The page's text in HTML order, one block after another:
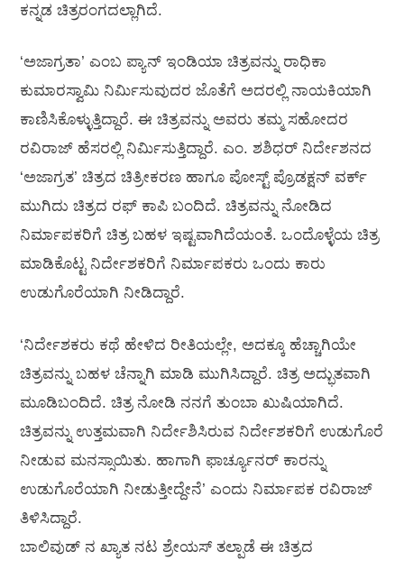
ಕನ್ನಡ ಚಿತ್ರರಂಗದಲ್ಲಾಗಿದೆ.
‘ಅಜಾಗ್ರತಾ’ ಎಂಬ ಪ್ಯಾನ್‍ ಇಂಡಿಯಾ ಚಿತ್ರವನ್ನು ರಾಧಿಕಾ
ಕುಮಾರಸ್ವಾಮಿ ನಿರ್ಮಿಸುವುದರ ಜೊತೆಗೆ ಅದರಲ್ಲಿ ನಾಯಕಿಯಾಗಿ
ಕಾಣಿಸಿಕೊಳ್ಳುತ್ತಿದ್ದಾರೆ. ಈ ಚಿತ್ರವನ್ನು ಅವರು ತಮ್ಮ ಸಹೋದರ
ರವಿರಾಜ್‍ ಹೆಸರಲ್ಲಿ ನಿರ್ಮಿಸುತ್ತಿದ್ದಾರೆ. ಎಂ. ಶಶಿಧರ್ ನಿರ್ದೇಶನದ
‘ಅಜಾಗ್ರತ’ ಚಿತ್ರದ ಚಿತ್ರೀಕರಣ ಹಾಗೂ ಪೋಸ್ಟ್ ಪ್ರೊಡಕ್ಷನ್ ವರ್ಕ್
ಮುಗಿದು ಚಿತ್ರದ ರಫ್ ಕಾಪಿ ಬಂದಿದೆ. ಚಿತ್ರವನ್ನು ನೋಡಿದ
ನಿರ್ಮಾಪಕರಿಗೆ ಚಿತ್ರ ಬಹಳ ಇಷ್ಟವಾಗಿದೆಯಂತೆ. ಒಂದೊಳ್ಳೆಯ ಚಿತ್ರ
ಮಾಡಿಕೊಟ್ಟ ನಿರ್ದೇಶಕರಿಗೆ ನಿರ್ಮಾಪಕರು ಒಂದು ಕಾರು
ಉಡುಗೊರೆಯಾಗಿ ನೀಡಿದ್ದಾರೆ.
‘ನಿರ್ದೇಶಕರು ಕಥೆ ಹೇಳಿದ ರೀತಿಯಲ್ಲೇ, ಅದಕ್ಕೂ ಹೆಚ್ಚಾಗಿಯೇ
ಚಿತ್ರವನ್ನು ಬಹಳ ಚೆನ್ನಾಗಿ ಮಾಡಿ ಮುಗಿಸಿದ್ದಾರೆ. ಚಿತ್ರ ಅದ್ಭುತವಾಗಿ
ಮೂಡಿಬಂದಿದೆ. ಚಿತ್ರ ನೋಡಿ ನನಗೆ ತುಂಬಾ ಖುಷಿಯಾಗಿದೆ.
ಚಿತ್ರವನ್ನು ಉತ್ತಮವಾಗಿ ನಿರ್ದೇಶಿಸಿರುವ ನಿರ್ದೇಶಕರಿಗೆ ಉಡುಗೊರೆ
ನೀಡುವ ಮನಸ್ಸಾಯಿತು. ಹಾಗಾಗಿ ಫಾರ್ಚ್ಯೂನರ್ ಕಾರನ್ನು
ಉಡುಗೊರೆಯಾಗಿ ನೀಡುತ್ತೀದ್ದೇನೆ’ ಎಂದು ನಿರ್ಮಾಪಕ ರವಿರಾಜ್
ತಿಳಿಸಿದ್ದಾರೆ.
ಬಾಲಿವುಡ್ ನ ಖ್ಯಾತ ನಟ ಶ್ರೇಯಸ್ ತಲ್ಪಾಡೆ ಈ ಚಿತ್ರದ